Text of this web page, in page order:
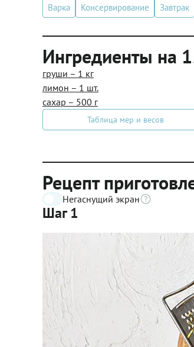
Варка Консервирование Завтрак
Ингредиенты на
груши – 1 кг
лимон – 1 шт.
сахар – 500 г
Таблица мер и весов
Рецепт
Негаснущий экран
Шаг 1